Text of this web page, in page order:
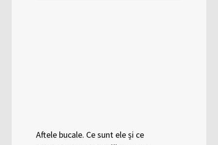
Aftele bucale. Ce sunt ele și ce